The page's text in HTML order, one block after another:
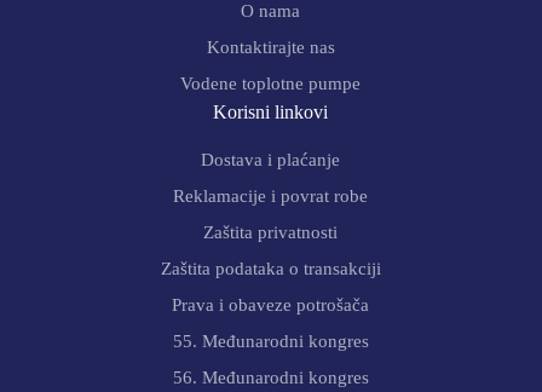
O nama
Kontaktirajte nas
Vodene toplotne pumpe
Korisni linkovi
Dostava i plaćanje
Reklamacije i povrat robe
Zaštita privatnosti
Zaštita podataka o transakciji
Prava i obaveze potrošača
55. Međunarodni kongres
56. Međunarodni kongres